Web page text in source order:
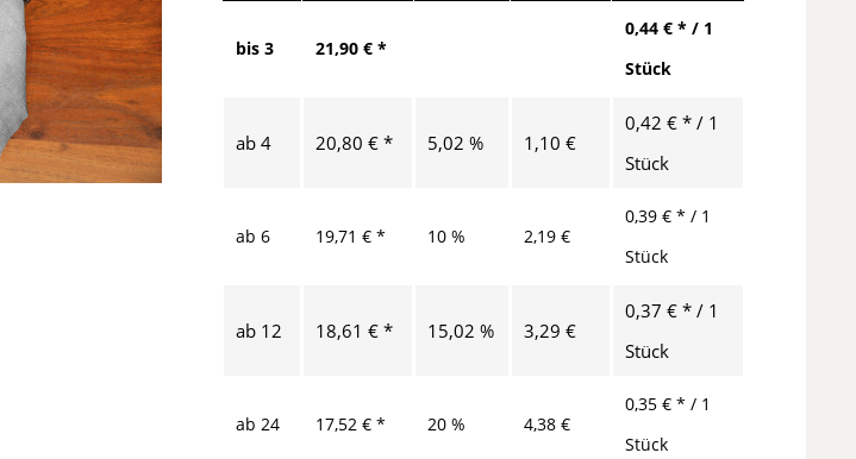
bis3 21,90 € *
0,44 € * / 1
Stück
ab4 20,80 € * 5,02 % 1,10 €
0,42 € * / 1
Stück
ab6 19,71 € * 10 % 2,19 €
0,39 € * / 1
Stück
ab 12 18,61 € * 15,02 % 3,29 €
0,37 € * / 1
Stück
ab24 17,52 € * 20 % 4,38 €
0,35 € * / 1
Stück